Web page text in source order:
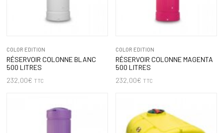
COLOR EDITION
RÉSERVOIR COLONNE BLANC
500 LITRES
232,00€ TTC
COLOR EDITION
RÉSERVOIR COLONNE MAGENTA
500 LITRES
232,00€ TTC